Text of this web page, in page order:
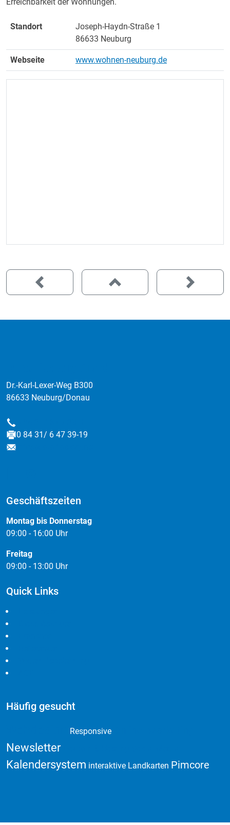
Standort
Joseph-Haydn-Straße 1
86633 Neuburg
Webseite www.wohnen-neuburg.de
Dr.-Karl-Lexer-Weg B300
86633 Neuburg/Donau
Telefon
Fax
0 84 31/ 6 47 39-19
E-Mail
Geschäftszeiten
Montag bis Donnerstag
09:00 - 16:00 Uhr
Freitag
09:00 - 13:00 Uhr
Quick Links
Häufig gesucht
Responsive
Newsletter
Kalendersystem interaktive Landkarten Pimcore